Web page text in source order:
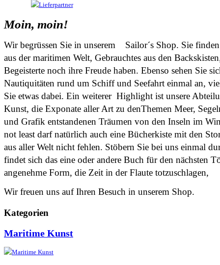
Moin, moin!
Wir begrüssen Sie in unserem
Sailor´s Shop. Sie
aus der maritimen Welt, Gebrauchtes aus den
Begeisterte noch ihre Freude haben. Ebenso sehen Sie
Nautiquitäten rund um Schiff und Seefahrt einmal an,
Sie etwas dabei. Ein weiterer Highlight ist unsere
Kunst, die Exponate aller Art zu denThemen Meer,
und Grafik entstandenen Träumen von den Inseln im
not least darf natürlich auch eine Bücherkiste mit den
aus aller Welt nicht fehlen. Stöbern Sie bei uns einmal
findet sich das eine oder andere Buch für den nächsten
angenehme Form, die Zeit in der Flaute totzuschlagen,
Wir freuen uns auf Ihren Besuch in unserem Shop.
Kategorien
Maritime Kunst